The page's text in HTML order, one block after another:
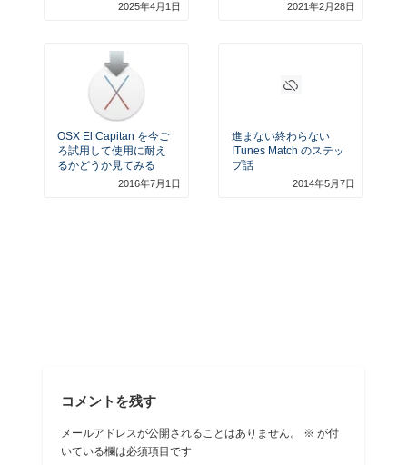
2025年4月1日 2021年2月28日
OSX El Capitan を今ご
ろ試用して使用に耐え
るかどうか見てみる
2016年7月1日
進まない終わらない
ITunes Match のステッ
プ話
2014年5月7日
コメントを残す
メールアドレスが公開されることはありません。 ※ が付
いている欄は必須項目です